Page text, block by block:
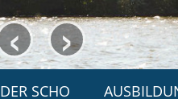
‹ ›
DER SCHO